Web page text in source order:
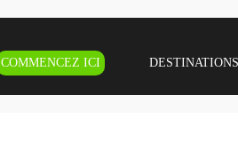
COMMENCEZ ICI DESTINATIONS